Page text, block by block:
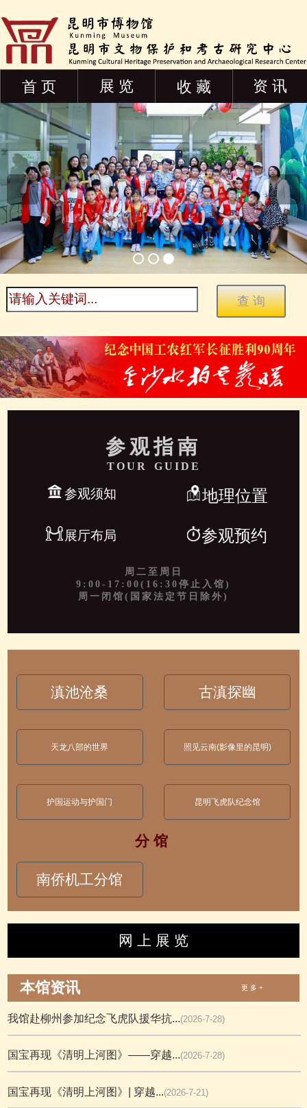
首 页 展 览 收 藏 资 讯
参观指南
TOUR GUIDE
参观须知 地理位置
展厅布局 参观预约
周二至周日
9:00-17:00(16:30停止入馆)
周一闭馆(国家法定节日除外)
滇池沧桑 古滇探幽
天龙八部的世界 照见云南(影像里的昆明)
护国运动与护国门 昆明飞虎队纪念馆
分 馆
南侨机工分馆
网 上 展 览
本馆资讯 更 多 +
我馆赴柳州参加纪念飞虎队援华抗...(2026-7-28)
国宝再现《清明上河图》——穿越...(2026-7-28)
国宝再现《清明上河图》| 穿越...(2026-7-21)